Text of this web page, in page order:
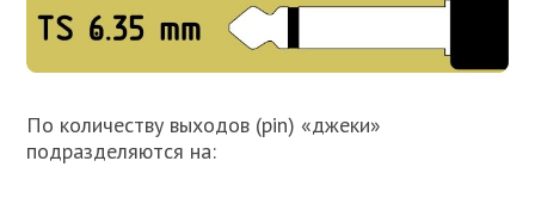
По количеству выходов (pin) «джеки»
подразделяются на: